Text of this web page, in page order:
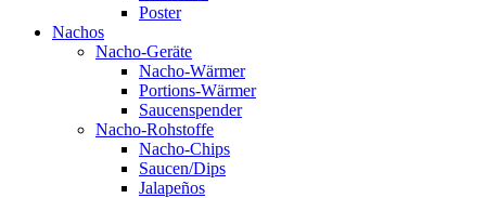
Poster
Nachos
Nacho-Geräte
Nacho-Wärmer
Portions-Wärmer
Saucenspender
Nacho-Rohstoffe
Nacho-Chips
Saucen/Dips
Jalapeños